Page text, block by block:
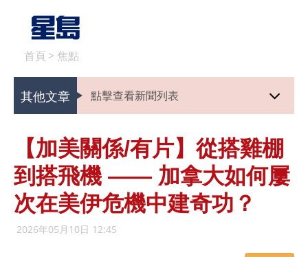
首頁 > 焦點
其他文章 點擊查看新聞列表
【加美關係/有片】從搭雞棚
到搭飛機 —— 加拿大如何屢
次在美伊危機中建奇功？
2026年05月10日 12:45